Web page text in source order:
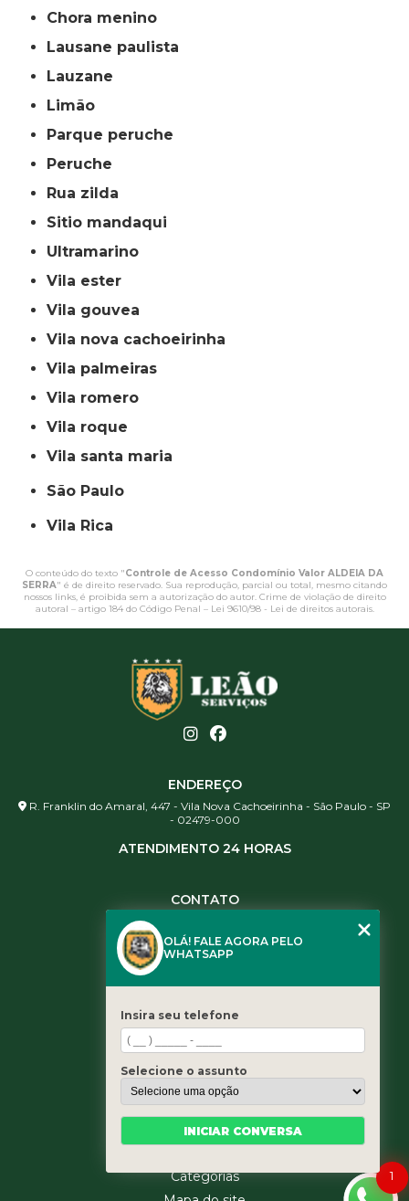
chora menino
lausane paulista
lauzane
limão
parque peruche
peruche
rua zilda
sitio mandaqui
ultramarino
vila ester
vila gouvea
vila nova cachoeirinha
vila palmeiras
vila romero
vila roque
vila santa maria
São Paulo
Vila Rica
O conteúdo do texto "Controle de Acesso Condomínio Valor ALDEIA DA
SERRA" é de direito reservado. Sua reprodução, parcial ou total, mesmo citando
nossos links, é proibida sem a autorização do autor. Crime de violação de direito
autoral – artigo 184 do Código Penal – Lei 9610/98 - Lei de direitos autorais.
ENDEREÇO
R. Franklin do Amaral, 447 - Vila Nova Cachoeirinha - São Paulo - SP
- 02479-000
ATENDIMENTO 24 HORAS
CONTATO
(11) 3461-5871
contato@leaoservicos.com.br
Home
Quem somos
Serviços
Blog
Categorias
1
OLÁ! FALE AGORA PELO
WHATSAPP
Insira seu telefone
Selecione o assunto
INICIAR CONVERSA